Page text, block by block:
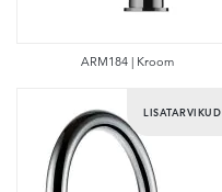
ARM184 | Kroom
LISATARVIKUD